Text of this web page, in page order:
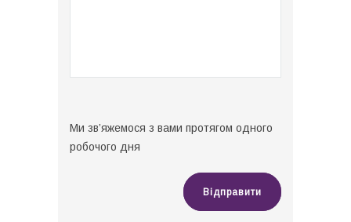
Ми зв’яжемося з вами протягом одного
робочого дня
Відправити